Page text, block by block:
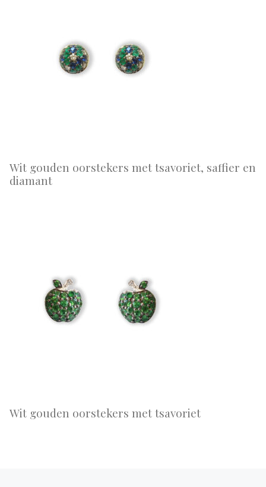
Wit gouden oorstekers met tsavoriet, saffier en
diamant
Wit gouden oorstekers met tsavoriet